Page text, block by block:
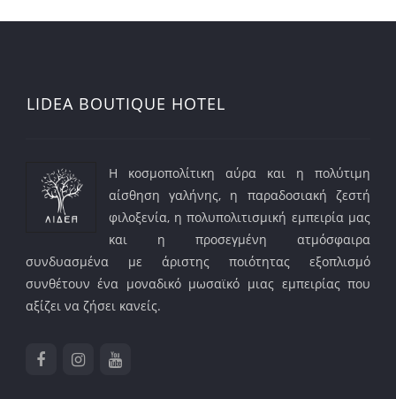
LIDEA BOUTIQUE HOTEL
Η κοσμοπολίτικη αύρα και η πολύτιμη
αίσθηση γαλήνης, η παραδοσιακή ζεστή
φιλοξενία, η πολυπολιτισμική εμπειρία μας
και η προσεγμένη ατμόσφαιρα
συνδυασμένα με άριστης ποιότητας εξοπλισμό
συνθέτουν ένα μοναδικό μωσαϊκό μιας εμπειρίας που
αξίζει να ζήσει κανείς.